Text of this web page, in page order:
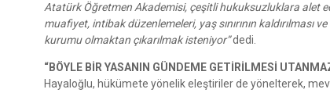
Atatürk Öğretmen Akademisi, çeşitli hukuksuzluklara alet
muafiyet, intibak düzenlemeleri, yaş sınırının
kurumu olmaktan çıkarılmak isteniyor”dedi.
“BÖYLE BİR YASANIN GÜNDEME GETİRİLMESİ
Hayaloğlu, hükümete yönelik eleştiriler de yönelterek,